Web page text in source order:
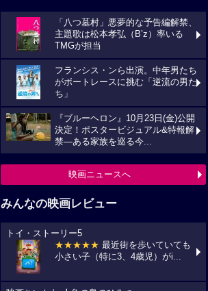
「八つ墓村」悪夢的な予告編解禁、
主題歌は松本孝弘（B’z）率いる
TMGが担当
フランシス・ンら出演。中年男たち
がボートレースに挑む「逆流の男た
ち」
『ブルーヘロン』10月23日(金)公開
決定！ポスタービジュアル&特報解
禁―ある家族を巡る今...
映画ニュースへ
みんなの映画レビュー
トイ・ストーリー5
★★★★★ 最近街を歩いていても
小さい子（特に3、4歳児）がi...